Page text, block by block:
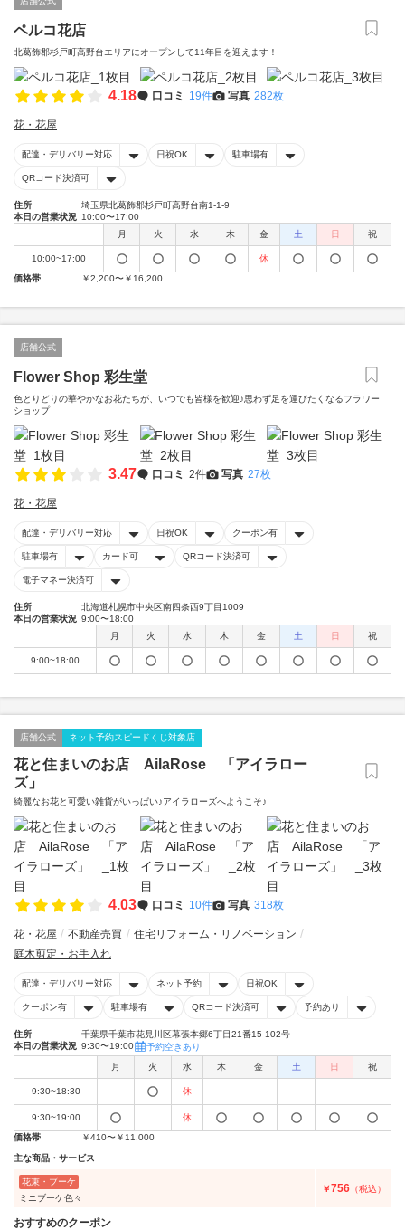
ペルコ花店
北葛飾郡杉戸町高野台エリアにオープンして11年目を迎えます！
4.18 口コミ 19件 写真 282枚
花・花屋
配達・デリバリー対応 日祝OK 駐車場有
QRコード決済可
住所
埼玉県北葛飾郡杉戸町高野台南1-1-9
本日の営業状況 10:00〜17:00
月
火 水 木 金 土 日 祝
10:00~17:00
休
価格帯
￥2,200〜￥16,200
店舗公式
Flower Shop 彩生堂
色とりどりの華やかなお花たちが、いつでも皆様を歓迎♪思わず足を運びたくなるフラワー
ショップ
3.47 口コミ 2件 写真 27枚
花・花屋
配達・デリバリー対応 日祝OK クーポン有
駐車場有 カード可 QRコード決済可
電子マネー決済可
住所
北海道札幌市中央区南四条西9丁目1009
本日の営業状況 9:00〜18:00
月
火 水 木 金 土 日 祝
9:00~18:00
店舗公式 ネット予約スピードくじ対象店
花と住まいのお店 AilaRose 「アイラロー
ズ」
綺麗なお花と可愛い雑貨がいっぱい♪アイラローズへようこそ♪
4.03 口コミ 10件 写真 318枚
花・花屋 不動産売買
住宅リフォーム・リノベーション
庭木剪定・お手入れ
配達・デリバリー対応 ネット予約 日祝OK
クーポン有 駐車場有 QRコード決済可 予約あり
住所
千葉県千葉市花見川区幕張本郷6丁目21番15-102号
本日の営業状況 9:30〜19:00 予約空きあり
月 火 水 木 金 土 日 祝
9:30~18:30 休
9:30~19:00
休
価格帯
￥410〜￥11,000
主な商品・サービス
花束・ブーケ
ミニブーケ色々
￥756 （税込）
おすすめのクーポン